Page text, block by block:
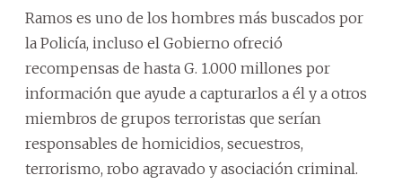
Ramos es uno de los hombres más buscados por
la Policía, incluso el Gobierno ofreció
recompensas de hasta G. 1.000 millones por
información que ayude a capturarlos a él y a otros
miembros de grupos terroristas que serían
responsables de homicidios, secuestros,
terrorismo, robo agravado y asociación criminal.